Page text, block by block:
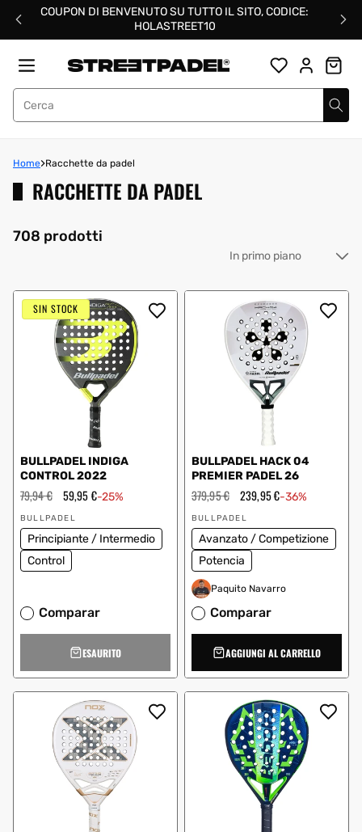
COUPON DI BENVENUTO SU TUTTO IL SITO, CODICE:
HOLASTREET10
Street Padel
Home Racchette da padel
RACCHETTE DA PADEL
708 prodotti
SIN STOCK
BULLPADEL INDIGA
CONTROL 2022
Prezzo
regolare
79,94 € Prezzo
scontato
59,95 €-25%
Fornitore:
BULLPADEL
Principiante / Intermedio
Control
Comparar
ESAURITO
BULLPADEL HACK 04
PREMIER PADEL 26
Prezzo
regolare
379,95 € Prezzo
scontato
239,95 €-36%
Fornitore:
BULLPADEL
Avanzato / Competizione
Potencia
Paquito Navarro
Comparar
AGGIUNGI AL CARRELLO